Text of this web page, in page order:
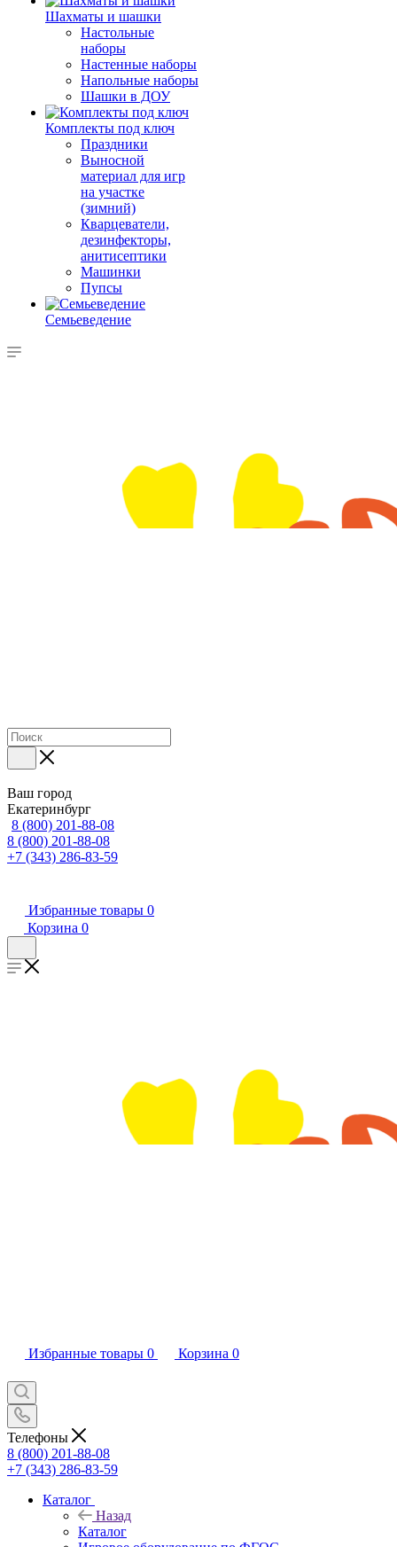
Шахматы и шашки
Настольные
наборы
Настенные наборы
Напольные наборы
Шашки в ДОУ
Комплекты под ключ
Праздники
Выносной
материал для игр
на участке
(зимний)
Кварцеватели,
дезинфекторы,
анитисептики
Машинки
Пупсы
Семьеведение
Ваш город
Екатеринбург
8 (800) 201-88-08
8 (800) 201-88-08
+7 (343) 286-83-59
Избранные товары 0
Корзина 0
Избранные товары 0 Корзина 0
Телефоны
8 (800) 201-88-08
+7 (343) 286-83-59
Каталог
Назад
Каталог